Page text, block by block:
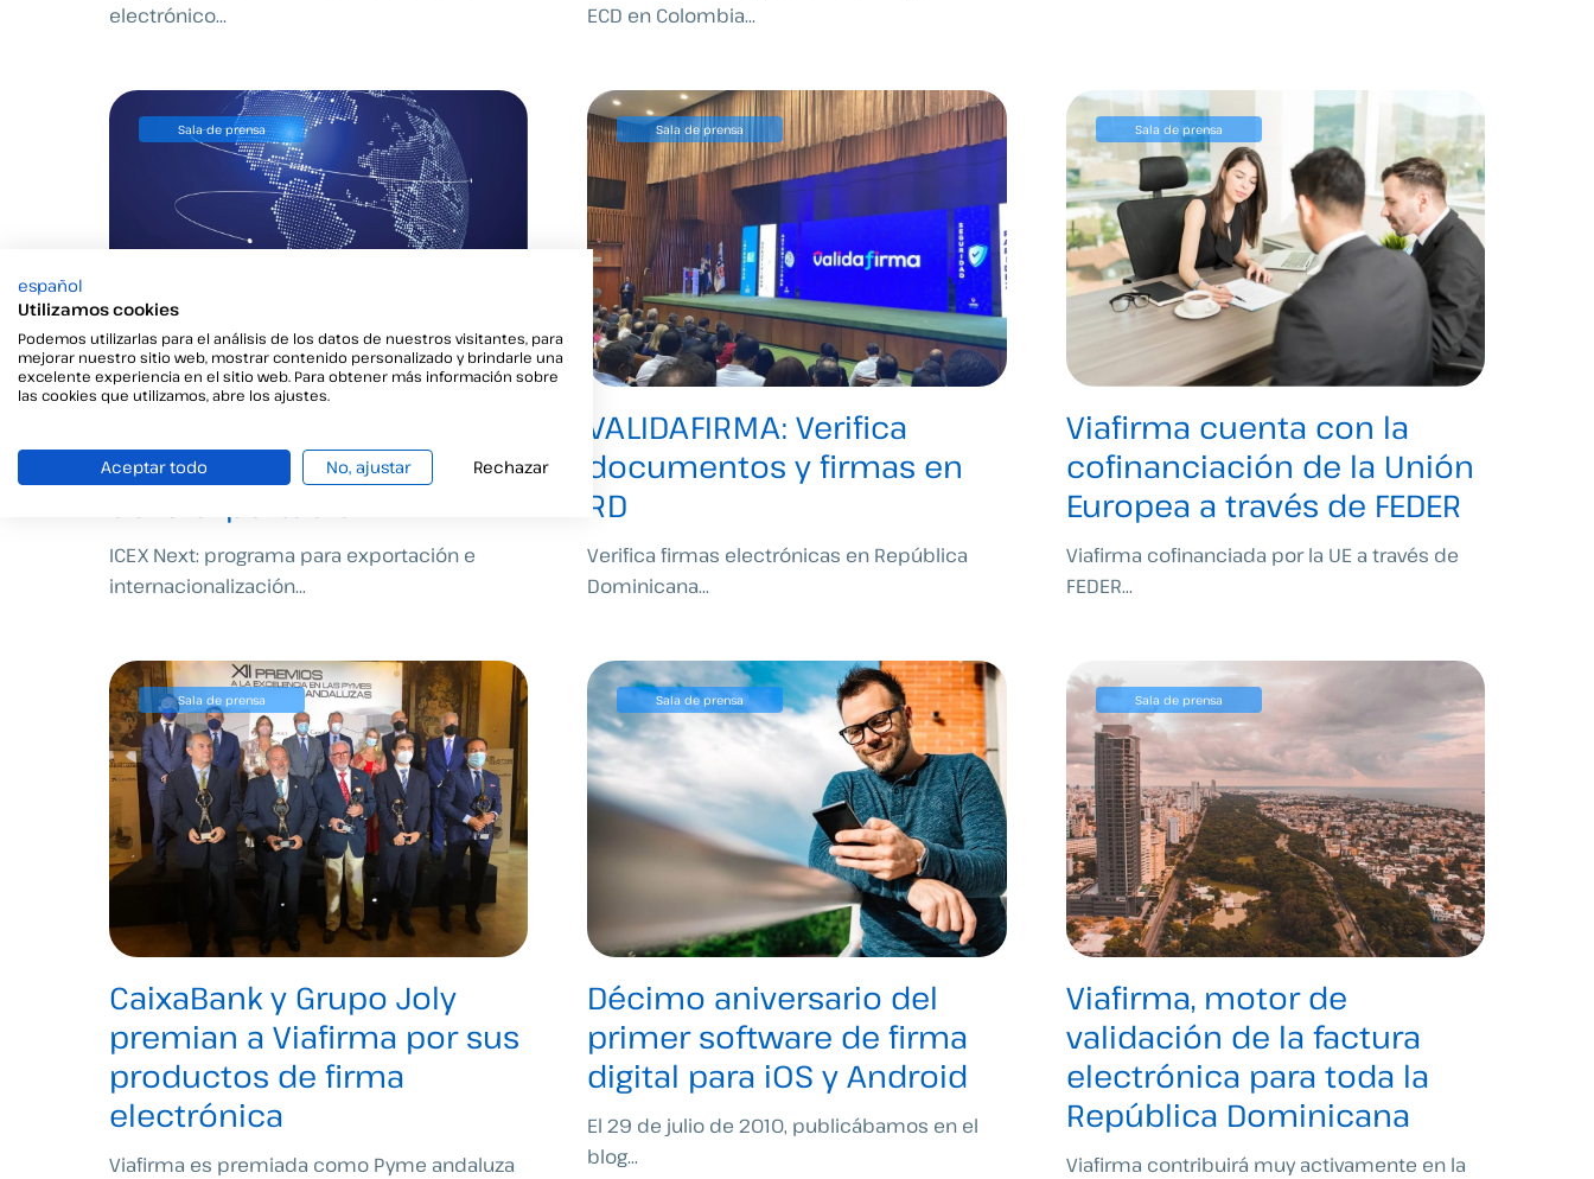
electrónico...
ECD en Colombia...
iniciación y consolidación
Sala de prensa
ICEX Next: programa para exportación e
internacionalización...
VALIDAFIRMA: Verifica
documentos y firmas en
RD
Sala de prensa
Verifica firmas electrónicas en República
Dominicana...
Viafirma cuenta con la
cofinanciación de la Unión
Europea a través de FEDER
Sala de prensa
Viafirma cofinanciada por la UE a través de
FEDER...
CaixaBank y Grupo Joly
premian a Viafirma por sus
productos de firma
electrónica
Sala de prensa
Viafirma es premiada como Pyme andaluza
Décimo aniversario del
primer software de firma
digital para iOS y Android
Sala de prensa
El 29 de julio de 2010, publicábamos en el
blog...
Viafirma, motor de
validación de la factura
electrónica para toda la
República Dominicana
Sala de prensa
Viafirma contribuirá muy activamente en la
español
Utilizamos cookies
Podemos utilizarlas para el análisis de los datos de nuestros visitantes, para
mejorar nuestro sitio web, mostrar contenido personalizado y brindarle una
excelente experiencia en el sitio web. Para obtener más información sobre
las cookies que utilizamos, abre los ajustes.
Aceptar todo No, ajustar Rechazar